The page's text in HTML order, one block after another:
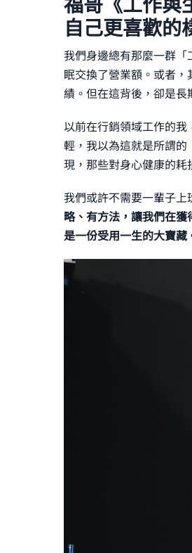
自己更喜歡的
我們身邊總有那麼一群
眠交換了營業額。或者
績。但在這背後，卻是長
以前在行銷領域工作的
輕，我以為這就是所謂
現，那些對身心健康的耗
我們或許不需要一輩子上
略、有方法，讓我們在
是一份受用一生的大寶藏